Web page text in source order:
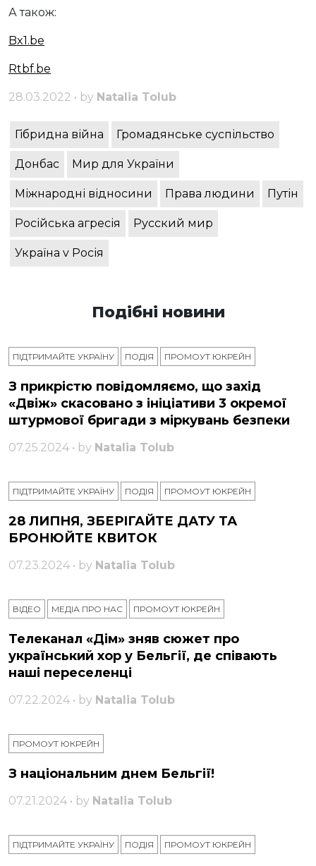
А також:
Bx1.be
Rtbf.be
28.03.2022 • by Natalia Tolub
Гібридна війна Громадянське суспільство
Донбас Мир для України
Міжнародні відносини Права людини Путін
Російська агресія Русский мир
Україна v Росія
Подібні новини
ПІДТРИМАЙТЕ УКРАЇНУ ПОДІЯ ПРОМОУТ ЮКРЕЙН
З прикрістю повідомляємо, що захід
«Двіж» скасовано з ініціативи 3 окремої
штурмової бригади з міркувань безпеки
07.25.2024 • by Natalia Tolub
ПІДТРИМАЙТЕ УКРАЇНУ ПОДІЯ ПРОМОУТ ЮКРЕЙН
28 ЛИПНЯ, ЗБЕРІГАЙТЕ ДАТУ ТА
БРОНЮЙТЕ КВИТОК
07.23.2024 • by Natalia Tolub
ВІДЕО МЕДІА ПРО НАС ПРОМОУТ ЮКРЕЙН
Телеканал «Дім» зняв сюжет про
український хор у Бельгії, де співають
наші переселенці
07.22.2024 • by Natalia Tolub
ПРОМОУТ ЮКРЕЙН
З національним днем ​​Бельгії!
07.21.2024 • by Natalia Tolub
ПІДТРИМАЙТЕ УКРАЇНУ ПОДІЯ ПРОМОУТ ЮКРЕЙН